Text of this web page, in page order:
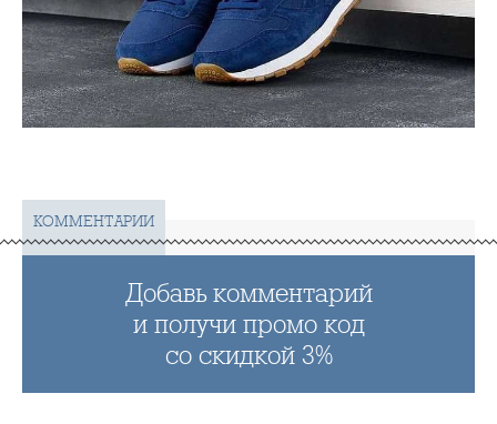
КОММЕНТАРИИ
Добавь комментарий
и получи промо код
со скидкой 3%